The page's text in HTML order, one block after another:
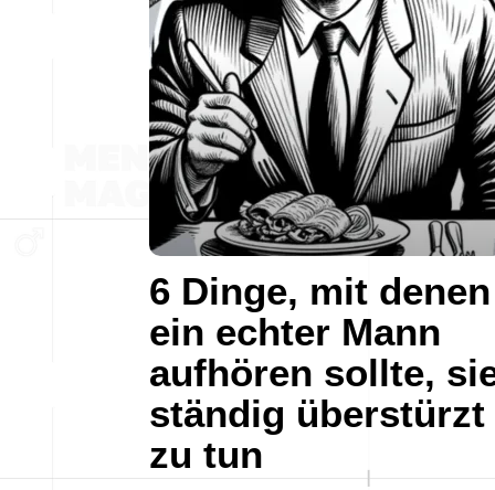
6 Dinge, mit denen
ein echter Mann
aufhören sollte,
ständig überstürzt
zu tun